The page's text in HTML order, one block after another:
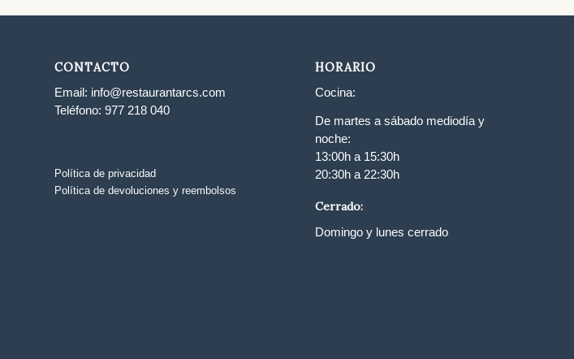
CONTACTO
Email: info@restaurantarcs.com
Teléfono: 977 218 040
Política de privacidad
Política de devoluciones y reembolsos
HORARIO
Cocina:
De martes a sábado mediodía y
noche:
13:00h a 15:30h
20:30h a 22:30h
Cerrado:
Domingo y lunes cerrado